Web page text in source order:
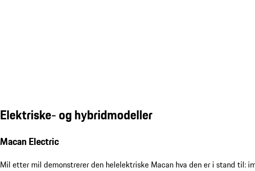
Elektriske- og hybridmodeller
Macan Electric
Mil etter mil demonstrerer den helelektriske Macan hva den er i stand til: